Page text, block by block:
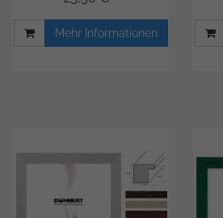
Mehr Informationen